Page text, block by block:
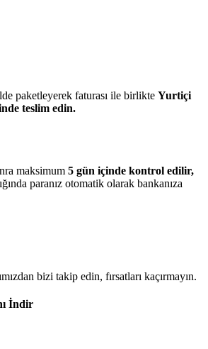
paketleyerek faturası ile birlikte Yurtiçi
teslim edin.
maksimum 5 gün içinde kontrol edilir,
paranız otomatik olarak bankanıza
bizi takip edin, fırsatları kaçırmayın.
İndir